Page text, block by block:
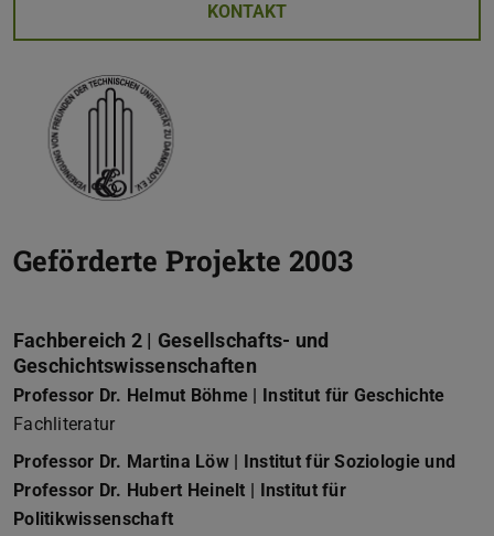
KONTAKT
Geförderte Projekte 2003
Fachbereich 2 | Gesellschafts- und
Geschichtswissenschaften
Professor Dr. Helmut Böhme | Institut für Geschichte
Fachliteratur
Professor Dr. Martina Löw | Institut für Soziologie und
Professor Dr. Hubert Heinelt | Institut für
Politikwissenschaft